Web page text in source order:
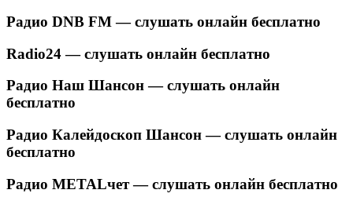
Радио DNB FM — слушать онлайн бесплатно
Radio24 — слушать онлайн бесплатно
Радио Наш Шансон — слушать онлайн
бесплатно
Радио Калейдоскоп Шансон — слушать онлайн
бесплатно
Радио METALчет — слушать онлайн бесплатно